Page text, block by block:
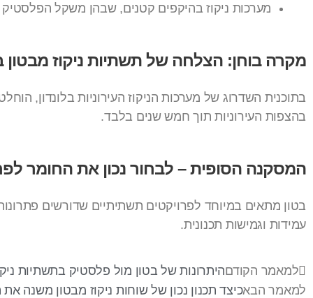
מערכות ניקוז בהיקפים קטנים, שבהן משקל הפלסטיק
מקרה בוחן: הצלחה של תשתיות ניקוז מבטון
בהצפות העירוניות תוך חמש שנים בלבד.
המסקנה הסופית – לבחור נכון את החומר
בטון מתאים במיוחד לפרויקטים תשתיתיים שדורשים
עמידות וגמישות תכנונית.
למאמר הקודםהיתרונות של בטון מול פלסטיק בתשתיות
למאמר הבאכיצד תכנון נכון של שוחות ניקוז מבטון משנה